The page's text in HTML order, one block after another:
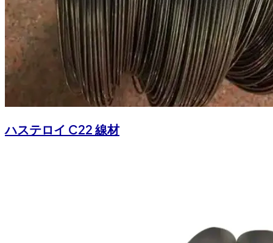
ハステロイ C22 線材